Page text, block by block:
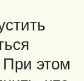
При этом